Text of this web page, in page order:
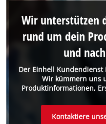
Der Einhell
Wir kümmern uns
Produktinformationen,
Wir unterstützen
rund um dein
und
Kontaktiere